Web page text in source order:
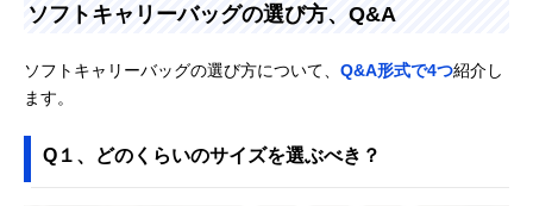
ソフトキャリーバッグの選び方、Q&A
ソフトキャリーバッグの選び方について、 Q&A形式で4つ紹介し
ます。
Q１、どのくらいのサイズを選ぶべき？